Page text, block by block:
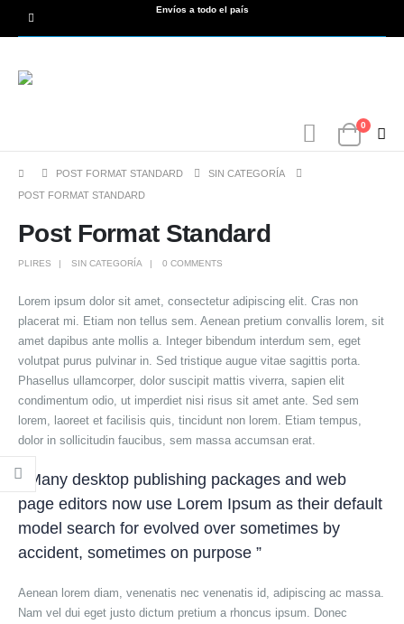
Envíos a todo el país
0
POST FORMAT STANDARD
SIN CATEGORÍA
POST FORMAT STANDARD
Post Format Standard
PLIRES SIN CATEGORÍA 0 COMMENTS
Lorem ipsum dolor sit amet, consectetur adipiscing elit. Cras non
placerat mi. Etiam non tellus sem. Aenean pretium convallis lorem, sit
amet dapibus ante mollis a. Integer bibendum interdum sem, eget
volutpat purus pulvinar in. Sed tristique augue vitae sagittis porta.
Phasellus ullamcorper, dolor suscipit mattis viverra, sapien elit
condimentum odio, ut imperdiet nisi risus sit amet ante. Sed sem
lorem, laoreet et facilisis quis, tincidunt non lorem. Etiam tempus,
dolor in sollicitudin faucibus, sem massa accumsan erat.
“ Many desktop publishing packages and web
page editors now use Lorem Ipsum as their default
model search for evolved over sometimes by
accident, sometimes on purpose ”
Aenean lorem diam, venenatis nec venenatis id, adipiscing ac massa.
Nam vel dui eget justo dictum pretium a rhoncus ipsum. Donec